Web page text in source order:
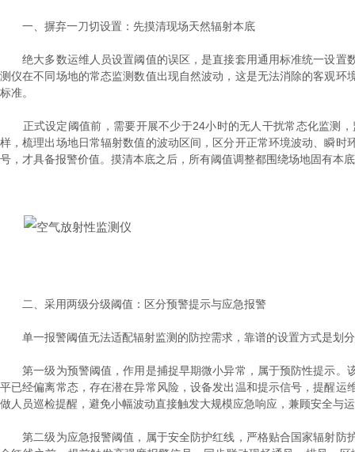
一、摒弃一刀切设置：先摸清现场天然辐射本底
绝大多数运维人员设置阈值的误区，是直接套用通用标准统一设置
测仪在不同场地的常态监测数值出现自然波动，这是无法消除的客观
标准。
正式设定阈值前，需要开展不少于24小时的无人干扰常态化监测，
样，梳理出场地日常辐射数值的波动区间，区分开正常环境波动、瞬
号，才具备报警价值。摸清本底之后，所有阈值调整都围绕场地固有本
二、采用两级分级阈值：区分预警提示与应急报警
单一报警阈值无法适配辐射监测的防控需求，靠谱的设置方式是划
第一级为预警阈值，作用是捕捉早期微小异常，属于预防性提示。
平已经偏离常态，存在潜在异常风险，设备发出温和提示信号，提醒
做人员巡检提醒，避免小幅波动直接触发大规模应急响应，兼顾安全与
第二级为应急报警阈值，属于安全防护红线，严格贴合国家辐射防